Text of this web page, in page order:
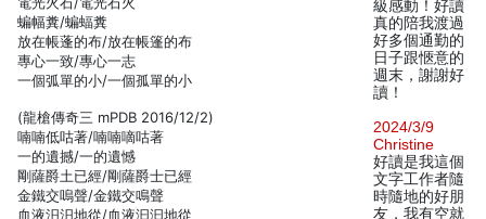
蝙幅糞/蝙蝠糞
放在帳蓬的布/放在帳篷的布
專心一致/專心一志
一個弧單的小/一個孤單的小
(龍槍傳奇三 mPDB 2016/12/2)
喃喃低咕著/喃喃嘀咕著
一的遺撼/一的遺憾
剛薩爵土已經/剛薩爵士已經
金鐵交嗚聲/金鐵交鳴聲
血液汨汨地從/血液汩汩地從
級感動！好讀
真的陪我渡過
好多個通勤的
日子跟愜意的
週末，謝謝好
讀！
2024/3/9
Christine
好讀是我這個
文字工作者隨
時隨地的好朋
友，我有空就